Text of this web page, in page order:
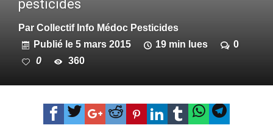
pesticides
Par Collectif Info Médoc Pesticides
Publié le 5 mars 2015 19 min lues
0
0
360